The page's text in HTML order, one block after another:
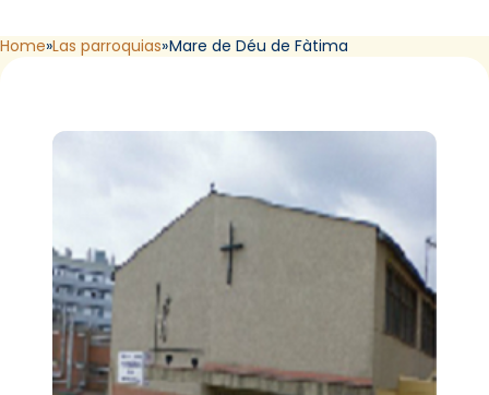
Home Las parroquias Mare de Déu de Fàtima